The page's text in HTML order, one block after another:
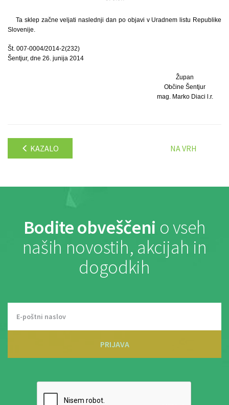
Ta sklep začne veljati naslednji dan po objavi v Uradnem listu Republike
Slovenije.
Št. 007-0004/2014-2(232)
Šentjur, dne 26. junija 2014
Župan
Občine Šentjur
mag. Marko Diaci l.r.
KAZALO NA VRH
Bodite obveščeni o vseh
naših novostih, akcijah in
dogodkih
PRIJAVA